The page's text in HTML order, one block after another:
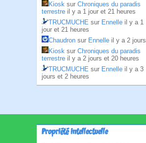
Kiosk sur Chroniques du paradis
terrestre il y a 1 jour et 21 heures
TRUCMUCHE sur Ennelle il y a 1
jour et 21 heures
Chaudron sur Ennelle il y a 2 jours
Kiosk sur Chroniques du paradis
terrestre il y a 2 jours et 20 heures
TRUCMUCHE sur Ennelle il y a 3
jours et 2 heures
Propriété intellectuelle